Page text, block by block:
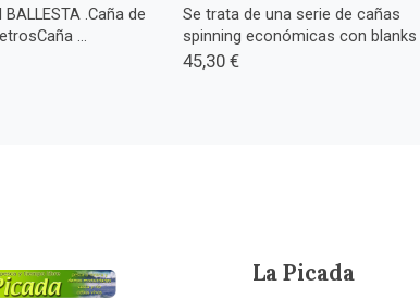
BALLESTA .Caña de
...
Se trata de una serie de cañas
spinning económicas con blanks
45,30 €
La Picada